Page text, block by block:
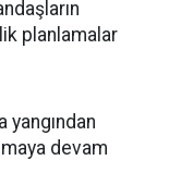
planlamalar
yangından
devam